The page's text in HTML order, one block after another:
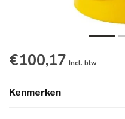
€100,17 Incl. btw
Kenmerken